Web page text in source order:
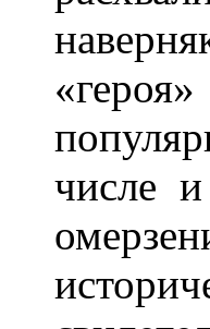
числе